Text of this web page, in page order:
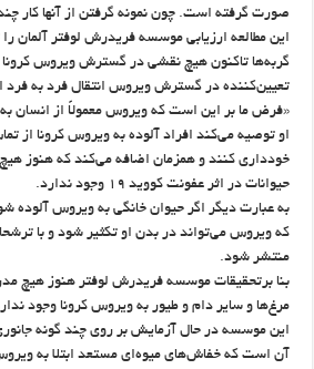
صورت گرفته است. چون نمونه گرفتن از آنها کار
این مطالعه ارزیابی موسسه فریدرش لوفتر آلمان
گربه‌ها تاکنون هیچ نقشی در گسترش ویروس کرونا
تعیین‌کننده در گسترش ویروس انتقال فرد به فرد
«فرض ما بر این است که ویروس معمولاً از انسان
او توصیه می‌کند افراد آلوده به ویروس کرونا از
خودداری کنند و همزمان اضافه می‌کند که هنوز
حیوانات در اثر عفونت کووید ۱۹ وجود ندارد.
به عبارت دیگر اگر حیوان خانگی به ویروس آلوده
که ویروس می‌تواند در بدن او تکثیر شود و با
منتشر شود.
بنا برتحقیقات موسسه فریدرش لوفتر هنوز هیچ
مرغ‌ها و سایر دام و طیور به ویروس کرونا وجود
این موسسه در حال آزمایش بر روی چند گونه
آن است که خفاش‌های میوه‌ای مستعد ابتلا به